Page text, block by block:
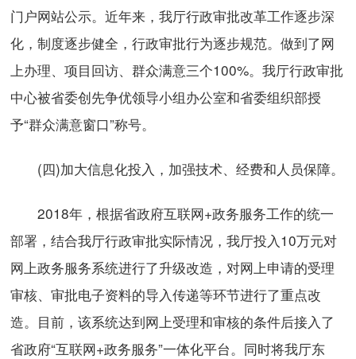
门户网站公示。近年来，我厅行政审批改革工作逐步深
化，制度逐步健全，行政审批行为逐步规范。做到了网
上办理、项目回访、群众满意三个100%。我厅行政审批
中心被省委创先争优领导小组办公室和省委组织部授
予“群众满意窗口”称号。
(四)加大信息化投入，加强技术、经费和人员保障。
2018年，根据省政府互联网+政务服务工作的统一
部署，结合我厅行政审批实际情况，我厅投入10万元对
网上政务服务系统进行了升级改造，对网上申请的受理
审核、审批电子资料的导入传递等环节进行了重点改
造。目前，该系统达到网上受理和审核的条件后接入了
省政府“互联网+政务服务”一体化平台。同时将我厅东